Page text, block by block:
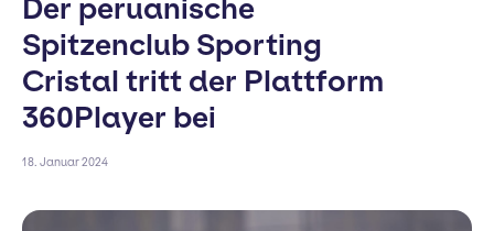
Der peruanische
Spitzenclub Sporting
Cristal tritt der Plattform
360Player bei
18. Januar 2024